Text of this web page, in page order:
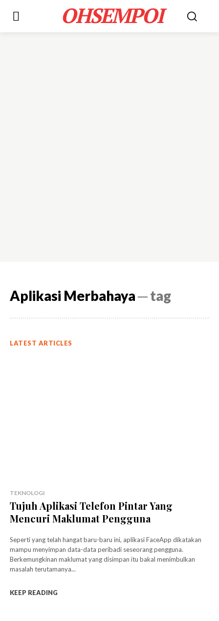
OHSEMPOI
Aplikasi Merbahaya─ tag
LATEST ARTICLES
TEKNOLOGI
Tujuh Aplikasi Telefon Pintar Yang
Mencuri Maklumat Pengguna
Seperti yang telah hangat baru-baru ini, aplikasi FaceApp dikatakan
mampu menyimpan data-data peribadi seseorang pengguna.
Berkemungkinan maklumat yang disimpan itu bakal menimbulkan
masalah terutamanya...
KEEP READING